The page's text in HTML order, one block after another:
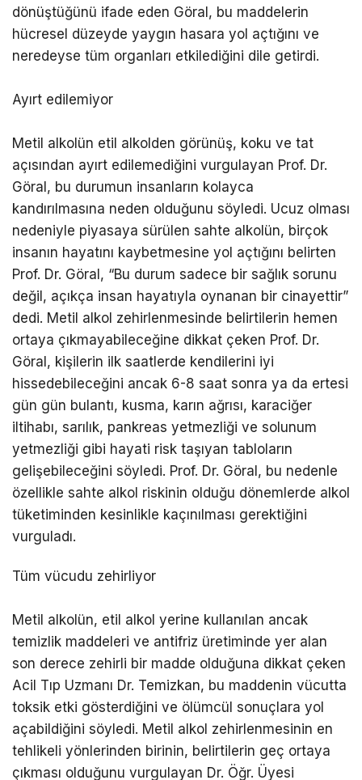
dönüştüğünü ifade eden Göral, bu maddelerin
hücresel düzeyde yaygın hasara yol açtığını ve
neredeyse tüm organları etkilediğini dile getirdi.
Ayırt edilemiyor
Metil alkolün etil alkolden görünüş, koku ve tat
açısından ayırt edilemediğini vurgulayan Prof. Dr.
Göral, bu durumun insanların kolayca
kandırılmasına neden olduğunu söyledi. Ucuz olması
nedeniyle piyasaya sürülen sahte alkolün, birçok
insanın hayatını kaybetmesine yol açtığını belirten
Prof. Dr. Göral, “Bu durum sadece bir sağlık sorunu
değil, açıkça insan hayatıyla oynanan bir cinayettir”
dedi. Metil alkol zehirlenmesinde belirtilerin hemen
ortaya çıkmayabileceğine dikkat çeken Prof. Dr.
Göral, kişilerin ilk saatlerde kendilerini iyi
hissedebileceğini ancak 6-8 saat sonra ya da ertesi
gün gün bulantı, kusma, karın ağrısı, karaciğer
iltihabı, sarılık, pankreas yetmezliği ve solunum
yetmezliği gibi hayati risk taşıyan tabloların
gelişebileceğini söyledi. Prof. Dr. Göral, bu nedenle
özellikle sahte alkol riskinin olduğu dönemlerde alkol
tüketiminden kesinlikle kaçınılması gerektiğini
vurguladı.
Tüm vücudu zehirliyor
Metil alkolün, etil alkol yerine kullanılan ancak
temizlik maddeleri ve antifriz üretiminde yer alan
son derece zehirli bir madde olduğuna dikkat çeken
Acil Tıp Uzmanı Dr. Temizkan, bu maddenin vücutta
toksik etki gösterdiğini ve ölümcül sonuçlara yol
açabildiğini söyledi. Metil alkol zehirlenmesinin en
tehlikeli yönlerinden birinin, belirtilerin geç ortaya
çıkması olduğunu vurgulayan Dr. Öğr. Üyesi